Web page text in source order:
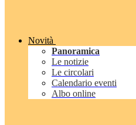
Novità
Panoramica
Le notizie
Le circolari
Calendario eventi
Albo online